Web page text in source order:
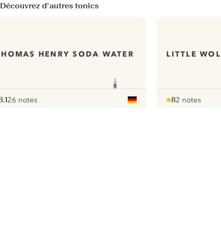
Découvrez d’autres tonics
HENRY SODA WATER
26 notes
LITTLE
82 notes